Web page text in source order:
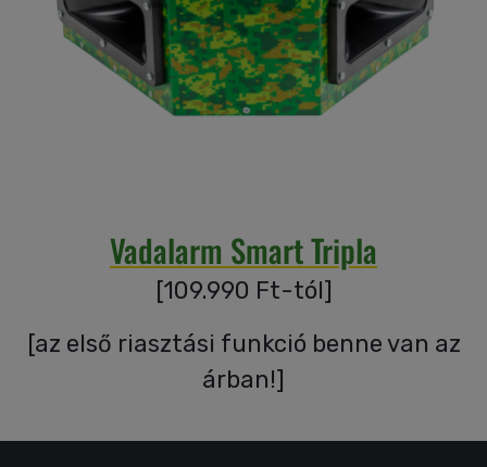
Garanciáink
viszonteladó!
Szállítás,
Vadalarm Smart Tripla
[109.990 Ft-tól]
[az első riasztási funkció benne van az
árban!]